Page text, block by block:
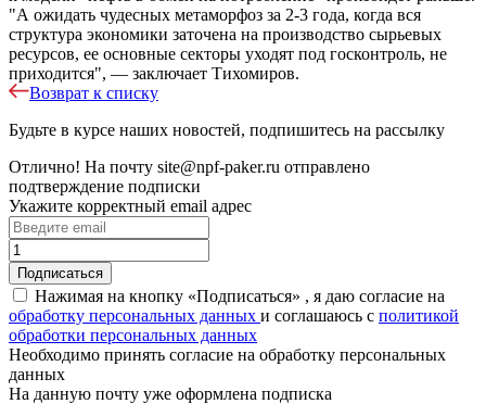
"А ожидать чудесных метаморфоз за 2-3 года, когда вся
структура экономики заточена на производство сырьевых
ресурсов, ее основные секторы уходят под госконтроль, не
приходится", — заключает Тихомиров.
Возврат к списку
Будьте в курсе наших новостей, подпишитесь на рассылку
Отлично! На почту site@npf-paker.ru отправлено
подтверждение подписки
Укажите корректный email адрес
Нажимая на кнопку «Подписаться» , я даю согласие на
обработку персональных данных и соглашаюсь c политикой
обработки персональных данных
Необходимо принять согласие на обработку персональных
данных
На данную почту уже оформлена подписка